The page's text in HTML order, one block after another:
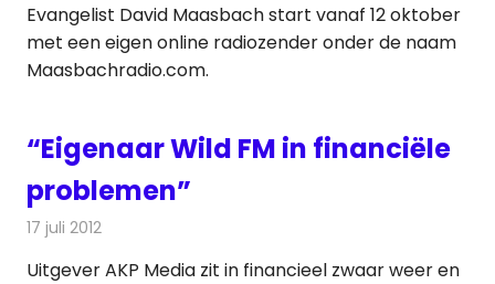
Evangelist David Maasbach start vanaf 12 oktober
met een eigen online radiozender onder de naam
Maasbachradio.com.
“Eigenaar Wild FM in financiële
problemen”
17 juli 2012
Uitgever AKP Media zit in financieel zwaar weer en